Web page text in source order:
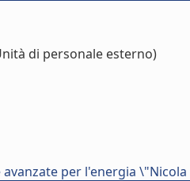
di personale esterno)
per l'energia \"Nicola